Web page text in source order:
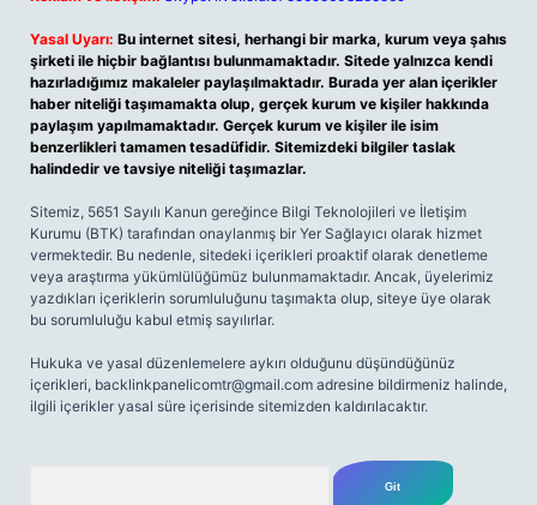
Yasal Uyarı: Bu internet sitesi, herhangi bir marka, kurum veya şahıs
şirketi ile hiçbir bağlantısı bulunmamaktadır. Sitede yalnızca kendi
hazırladığımız makaleler paylaşılmaktadır. Burada yer alan içerikler
haber niteliği taşımamakta olup, gerçek kurum ve kişiler hakkında
paylaşım yapılmamaktadır. Gerçek kurum ve kişiler ile isim
benzerlikleri tamamen tesadüfidir. Sitemizdeki bilgiler taslak
halindedir ve tavsiye niteliği taşımazlar.
Sitemiz, 5651 Sayılı Kanun gereğince Bilgi Teknolojileri ve İletişim
Kurumu (BTK) tarafından onaylanmış bir Yer Sağlayıcı olarak hizmet
vermektedir. Bu nedenle, sitedeki içerikleri proaktif olarak denetleme
veya araştırma yükümlülüğümüz bulunmamaktadır. Ancak, üyelerimiz
yazdıkları içeriklerin sorumluluğunu taşımakta olup, siteye üye olarak
bu sorumluluğu kabul etmiş sayılırlar.
Hukuka ve yasal düzenlemelere aykırı olduğunu düşündüğünüz
içerikleri, backlinkpanelicomtr@gmail.com adresine bildirmeniz halinde,
ilgili içerikler yasal süre içerisinde sitemizden kaldırılacaktır.